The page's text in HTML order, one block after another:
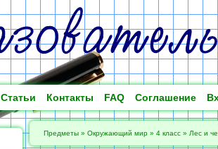
Статьи Контакты FAQ Соглашение
Предметы » Окружающий мир » 4 класс » Лес и